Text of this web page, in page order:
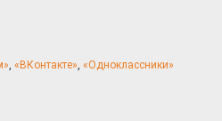
, «ВКонтакте», «Одноклассники»